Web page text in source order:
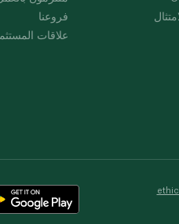
فروعنا
علاقات